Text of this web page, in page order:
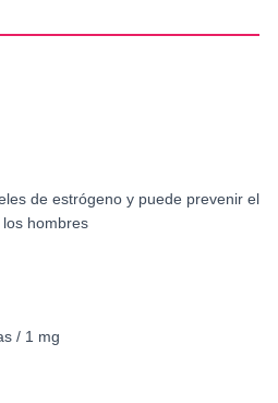
de estrógeno y puede prevenir el
hombres
/ 1 mg